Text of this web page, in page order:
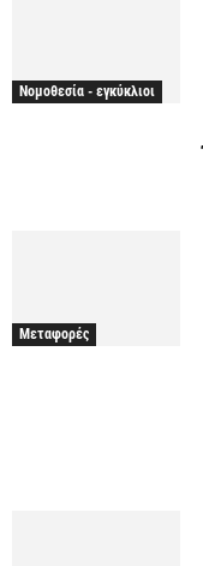
Νομοθεσία - εγκύκλιοι
Μεταφορές